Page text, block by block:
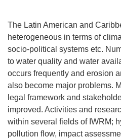
The Latin American and
heterogeneous in terms of
socio-political systems etc.
to water quality and water
occurs frequently and erosion
also become major problems.
legal framework and
improved. Activities and
within several fields of IWRM;
pollution flow, impact